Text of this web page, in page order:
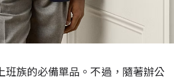
班族的必備單品。不過，隨著辦公